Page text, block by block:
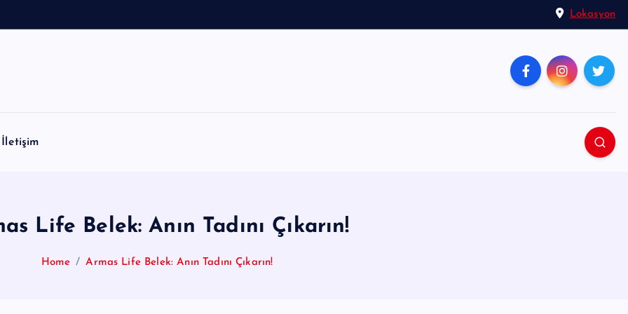
Lokasyon
İletişim
Life Belek: Anın Tadını Çıkarın!
Home Armas Life Belek: Anın Tadını Çıkarın!